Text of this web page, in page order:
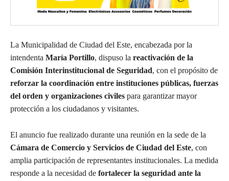
La Municipalidad de Ciudad del Este, encabezada por la
intendenta María Portillo, dispuso la reactivación de la
Comisión Interinstitucional de Seguridad, con el propósito de
reforzar la coordinación entre instituciones públicas, fuerzas
del orden y organizaciones civiles para garantizar mayor
protección a los ciudadanos y visitantes.
El anuncio fue realizado durante una reunión en la sede de la
Cámara de Comercio y Servicios de Ciudad del Este, con
amplia participación de representantes institucionales. La medida
responde a la necesidad de fortalecer la seguridad ante la